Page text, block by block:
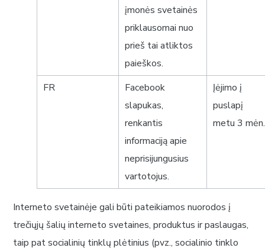
įmonės svetainės
priklausomai nuo
prieš tai atliktos
paieškos.
FR
Facebook
slapukas,
renkantis
informaciją apie
neprisijungusius
vartotojus.
Įėjimo į
puslapį
metu 3 mėn.
Interneto svetainėje gali būti pateikiamos nuorodos į
trečiųjų šalių interneto svetaines, produktus ir paslaugas,
taip pat socialinių tinklų plėtinius (pvz., socialinio tinklo